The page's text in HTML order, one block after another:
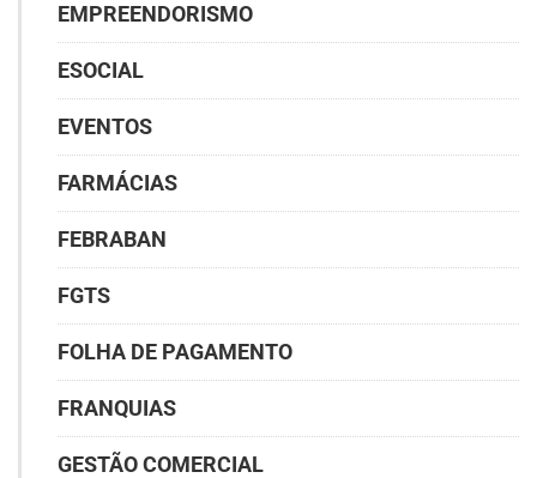
EMPREENDORISMO
ESOCIAL
EVENTOS
FARMÁCIAS
FEBRABAN
FGTS
FOLHA DE PAGAMENTO
FRANQUIAS
GESTÃO COMERCIAL